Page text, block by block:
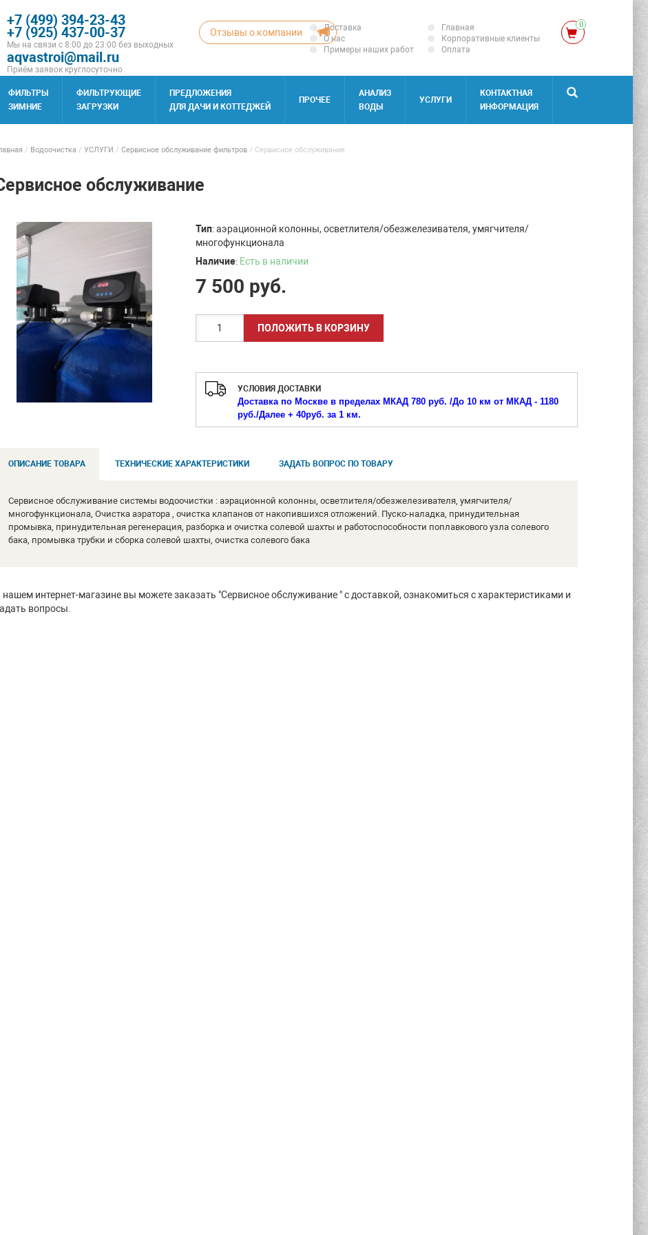
Отзывы о компании
+7 (499) 394-23-43
+7 (925) 437-00-37
Мы на связи с 8:00 до 23:00 без выходных
aqvastroi@mail.ru
Приём заявок круглосуточно
Доставка
О нас
Примеры наших работ
Главная
Корпоративные клиенты
Оплата
0
ФИЛЬТРЫ
ЗИМНИЕ
ФИЛЬТРУЮЩИЕ
ЗАГРУЗКИ
ПРЕДЛОЖЕНИЯ
ДЛЯ ДАЧИ И КОТТЕДЖЕЙ
ПРОЧЕЕ
АНАЛИЗ
ВОДЫ
УСЛУГИ
КОНТАКТНАЯ
ИНФОРМАЦИЯ
/ Водоочистка/ УСЛУГИ / Сервисное обслуживание фильтров/ Сервисное обслуживание
обслуживание
Тип: аэрационной колонны, осветлителя/обезжелезивателя, умягчителя/
многофункционала
Наличие: Есть в наличии
7 500 руб.
УСЛОВИЯ ДОСТАВКИ
Доставка по Москве в пределах МКАД 780 руб. /До 10 км от МКАД - 1180
руб./Далее + 40руб. за 1 км.
ОПИСАНИЕ ТОВАРА ТЕХНИЧЕСКИЕ ХАРАКТЕРИСТИКИ ЗАДАТЬ ВОПРОС ПО ТОВАРУ
Сервисное обслуживание системы водоочистки : аэрационной колонны, осветлителя/обезжелезивателя, умягчителя/
многофункционала, Очистка аэратора , очистка клапанов от накопившихся отложений. Пуско-наладка, принудительная
промывка, принудительная регенерация, разборка и очистка солевой шахты и работоспособности поплавкового узла солевого
бака, промывка трубки и сборка солевой шахты, очистка солевого бака
нашем интернет-магазине вы можете заказать "Сервисное обслуживание " с доставкой, ознакомиться с характеристиками и
вопросы.